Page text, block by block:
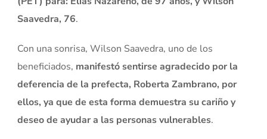
Saavedra, 76.
Con una sonrisa, Wilson Saavedra, uno de los
beneficiados, manifestó sentirse agradecido por la
deferencia de la prefecta, Roberta Zambrano, por
ellos, ya que de esta forma demuestra su cariño y
deseo de ayudar a las personas vulnerables.